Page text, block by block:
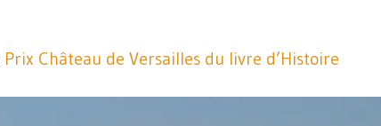
Prix Château de Versailles du livre d’Histoire